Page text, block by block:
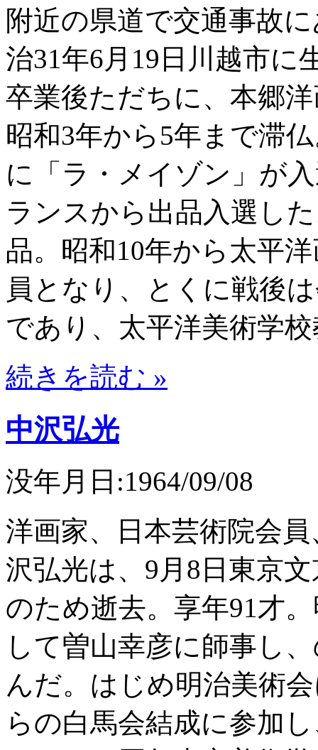
附近の県道で交通事故
治31年6月19日川越市に
卒業後ただちに、本郷
昭和3年から5年まで滞
に「ラ・メイゾン」が
ランスから出品入選し
品。昭和10年から太平
員となり、とくに戦後
であり、太平洋美術学
続きを読む »
中沢弘光
没年月日:1964/09/08
洋画家、日本芸術院会
沢弘光は、9月8日東京
のため逝去。享年91才
して曽山幸彦に師事し
んだ。はじめ明治美術
らの白馬会結成に参加